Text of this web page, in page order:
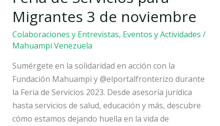
Migrantes 3 de noviembre
Colaboraciones y Entrevistas, Eventos y Actividades /
Mahuampi Venezuela
Sumérgete en la solidaridad en acción con la
Fundación Mahuampi y @elportalfronterizo durante
la Feria de Servicios 2023. Desde asesoría jurídica
hasta servicios de salud, educación y más, descubre
cómo estamos dejando huella en la vida de
3
de
noviembre